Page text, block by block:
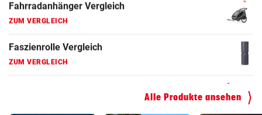
Hoverboard Vergleich
Kinderfahrrad Vergleich
Alle Produkte ansehen